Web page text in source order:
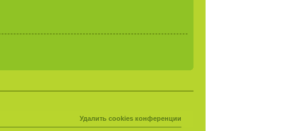
Удалить cookies конференции